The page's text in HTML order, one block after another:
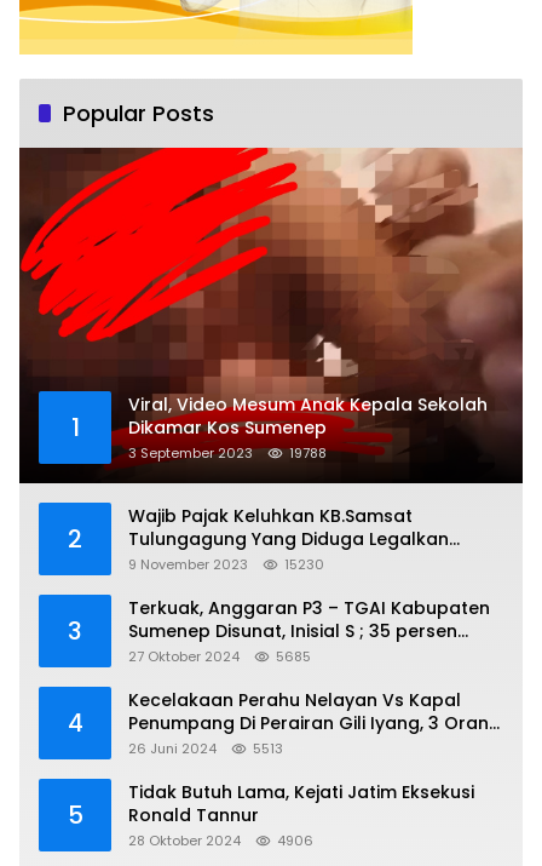
Popular Posts
1
Viral, Video Mesum Anak Kepala Sekolah
Dikamar Kos Sumenep
3 September 2023 19788
2
Wajib Pajak Keluhkan KB.Samsat
Tulungagung Yang Diduga Legalkan
Pungli
9 November 2023 15230
3
Terkuak, Anggaran P3 – TGAI Kabupaten
Sumenep Disunat, Inisial S ; 35 persen
Bagian Oknum DPR- RI
27 Oktober 2024 5685
4
Kecelakaan Perahu Nelayan Vs Kapal
Penumpang Di Perairan Gili Iyang, 3 Orang
Hilang
26 Juni 2024 5513
5
Tidak Butuh Lama, Kejati Jatim Eksekusi
Ronald Tannur
28 Oktober 2024 4906